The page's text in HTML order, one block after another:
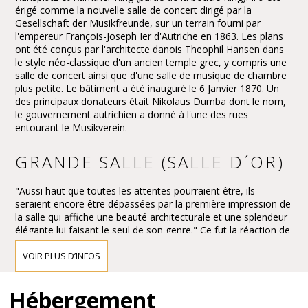
érigé comme la nouvelle salle de concert dirigé par la
Gesellschaft der Musikfreunde, sur un terrain fourni par
l'empereur François-Joseph Ier d'Autriche en 1863. Les plans
ont été conçus par l'architecte danois Theophil Hansen dans
le style néo-classique d'un ancien temple grec, y compris une
salle de concert ainsi que d'une salle de musique de chambre
plus petite. Le bâtiment a été inauguré le 6 Janvier 1870. Un
des principaux donateurs était Nikolaus Dumba dont le nom,
le gouvernement autrichien a donné à l'une des rues
entourant le Musikverein.
GRANDE SALLE (SALLE D´OR)
"Aussi haut que toutes les attentes pourraient être, ils
seraient encore être dépassées par la première impression de
la salle qui affiche une beauté architecturale et une splendeur
élégante lui faisant le seul de son genre." Ce fut la réaction de
la presse à l'ouverture du nouveau bâtiment Musikverein et le
premier concert de la Großer Musikvereinssaal le 6 Janvier
1870.
L'impression doit avoir été écrasante - si écrasante que le
critique de Vienne, Eduard Hanslick, irritante a soulevé la
VOIR PLUS D’INFOS
Hébergement